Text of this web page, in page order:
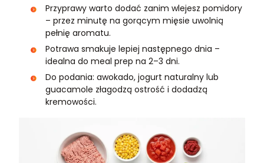
Przyprawy warto dodać zanim wlejesz pomidory
– przez minutę na gorącym mięsie uwolnią
pełnię aromatu.
Potrawa smakuje lepiej następnego dnia –
idealna do meal prep na 2–3 dni.
Do podania: awokado, jogurt naturalny lub
guacamole złagodzą ostrość i dodadzą
kremowości.